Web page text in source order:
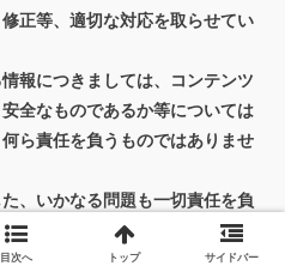
正等、適切な対応を取らせてい
報につきましては、コンテンツ
全なものであるか等については
ら責任を負うものではありませ
、いかなる問題も一切責任を負
目次へ トップ サイドバー